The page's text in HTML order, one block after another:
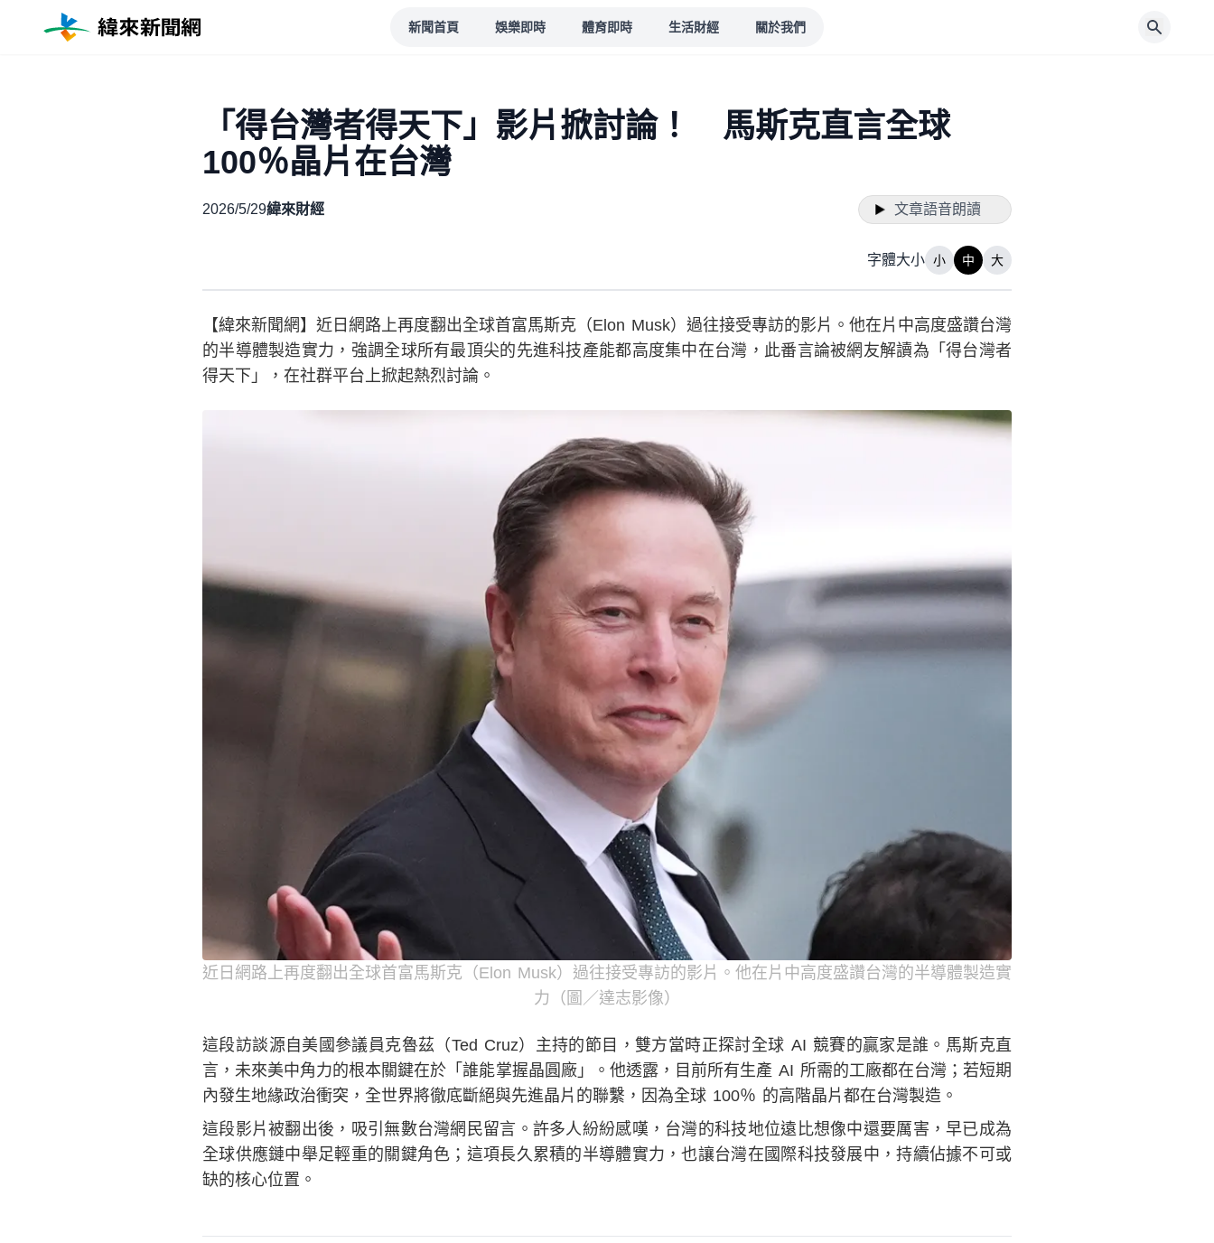
新聞首頁 娛樂即時 體育即時 生活財經 關於我們
「得台灣者得天下」影片掀討論！ 馬斯克直言全球
100％晶片在台灣
2026/5/29緯來財經 文章語音朗讀
字體大小 小 中 大
【緯來新聞網】近日網路上再度翻出全球首富馬斯克（Elon Musk）過往接受專訪的影片。他在片中高度盛讚台灣
的半導體製造實力，強調全球所有最頂尖的先進科技產能都高度集中在台灣，此番言論被網友解讀為「得台灣者
得天下」，在社群平台上掀起熱烈討論。
近日網路上再度翻出全球首富馬斯克（Elon Musk）過往接受專訪的影片。他在片中高度盛讚台灣的半導體製造實
力（圖／達志影像）
這段訪談源自美國參議員克魯茲（Ted Cruz）主持的節目，雙方當時正探討全球 AI 競賽的贏家是誰。馬斯克直
言，未來美中角力的根本關鍵在於「誰能掌握晶圓廠」。他透露，目前所有生產 AI 所需的工廠都在台灣；若短期
內發生地緣政治衝突，全世界將徹底斷絕與先進晶片的聯繫，因為全球 100％ 的高階晶片都在台灣製造。
這段影片被翻出後，吸引無數台灣網民留言。許多人紛紛感嘆，台灣的科技地位遠比想像中還要厲害，早已成為
全球供應鏈中舉足輕重的關鍵角色；這項長久累積的半導體實力，也讓台灣在國際科技發展中，持續佔據不可或
缺的核心位置。